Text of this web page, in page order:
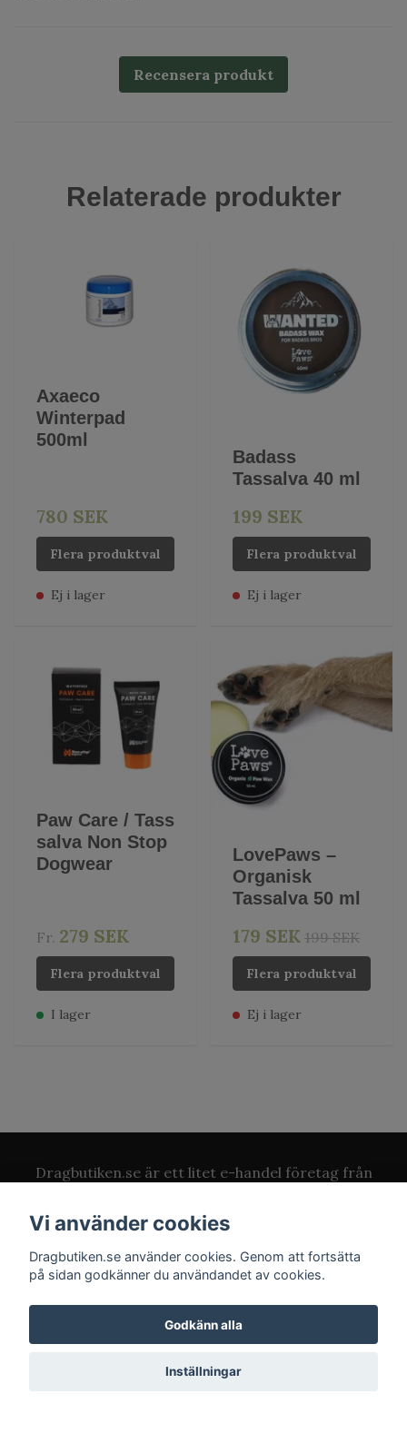
Recensera produkt
Relaterade produkter
Axaeco
Winterpad
500ml
780 SEK
Flera produktval
Ej i lager
Badass
Tassalva 40 ml
199 SEK
Flera produktval
Ej i lager
Paw Care / Tass
salva Non Stop
Dogwear
Fr. 279 SEK
Flera produktval
I lager
LovePaws –
Organisk
Tassalva 50 ml
179 SEK 199 SEK
Flera produktval
Ej i lager
Dragbutiken.se är ett litet e-handel företag från
för nybörjare och proffs.
Läs mer
Kontakt
Vi använder cookies
Dragbutiken.se använder cookies. Genom att fortsätta
på sidan godkänner du användandet av cookies.
Godkänn alla
Inställningar